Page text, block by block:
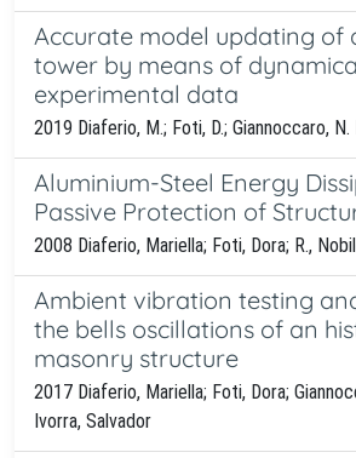
Accurate model updating of
tower by means of
experimental data
2019 Diaferio, M.; Foti, D.; Giannoccaro, N.
Aluminium-Steel Energy
Passive Protection of
2008 Diaferio, Mariella; Foti, Dora; R.,
Ambient vibration testing
the bells oscillations of an
masonry structure
2017 Diaferio, Mariella; Foti, Dora;
Ivorra, Salvador